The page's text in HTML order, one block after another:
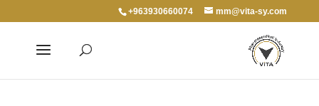
+963930660074 mm@vita-sy.com